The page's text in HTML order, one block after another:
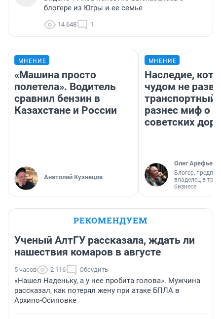
блогере из Югры и ее семье
14 648 1
МНЕНИЕ
«Машина просто
полетела». Водитель
сравнил бензин в
Казахстане и России
Анатолий Кузнецов
МНЕНИЕ
Наследие,
чудом не
транспортный
разнес миф о
советских
Олег Арефьев
Блогер,
владелец в
бизнесе
РЕКОМЕНДУЕМ
Ученый АлтГУ рассказала, ждать ли
нашествия комаров в августе
5 часов 2 116 Обсудить
«Нашел Наденьку, а у нее пробита голова». Мужчина
рассказал, как потерял жену при атаке БПЛА в
Архипо-Осиповке